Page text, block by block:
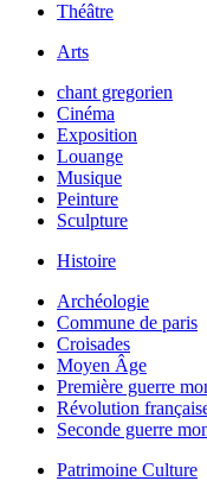
Théâtre
Arts
chant gregorien
Cinéma
Exposition
Louange
Musique
Peinture
Sculpture
Histoire
Archéologie
Commune de paris
Croisades
Moyen Âge
Première guerre
Révolution
Seconde guerre
Patrimoine Culture